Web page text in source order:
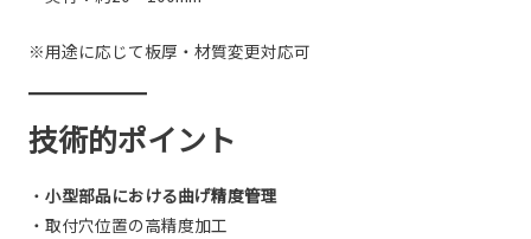
※用途に応じて板厚・材質変更対応可
技術的ポイント
・ 小型部品における曲げ精度管理
・取付穴位置の高精度加工